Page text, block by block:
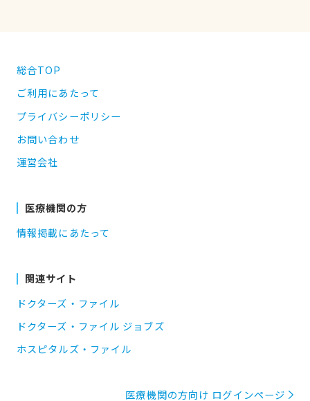
総合TOP
ご利用にあたって
プライバシーポリシー
お問い合わせ
運営会社
医療機関の方
情報掲載にあたって
関連サイト
ドクターズ・ファイル
ドクターズ・ファイル ジョブズ
ホスピタルズ・ファイル
医療機関の方向け ログインページ